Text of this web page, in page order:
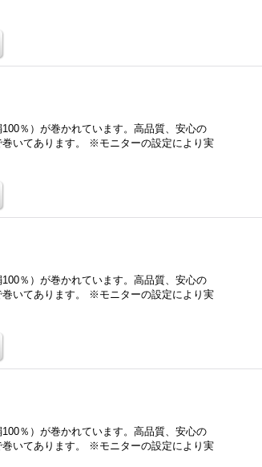
％）が巻かれています。高品質、安心の
いてあります。 ※モニターの設定により実
％）が巻かれています。高品質、安心の
いてあります。 ※モニターの設定により実
％）が巻かれています。高品質、安心の
いてあります。 ※モニターの設定により実